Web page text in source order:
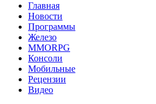
Главная
Новости
Программы
Железо
MMORPG
Консоли
Мобильные
Рецензии
Видео